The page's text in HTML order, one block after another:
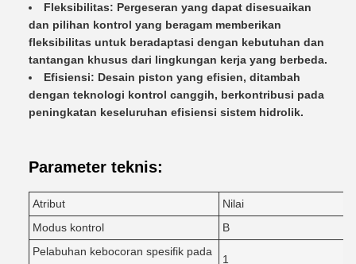
Fleksibilitas: Pergeseran yang dapat disesuaikan
dan pilihan kontrol yang beragam memberikan
fleksibilitas untuk beradaptasi dengan kebutuhan dan
tantangan khusus dari lingkungan kerja yang berbeda.
Efisiensi: Desain piston yang efisien, ditambah
dengan teknologi kontrol canggih, berkontribusi pada
peningkatan keseluruhan efisiensi sistem hidrolik.
Parameter teknis:
Atribut
Nilai
Modus kontrol
B
Pelabuhan kebocoran spesifik pada
1